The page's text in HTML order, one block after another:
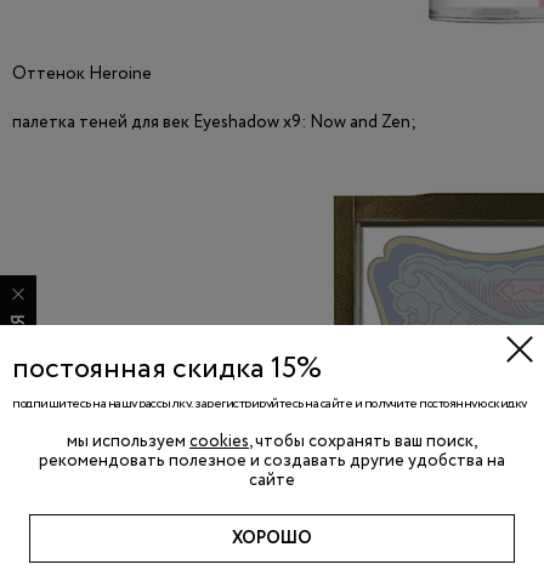
Оттенок Heroine
палетка теней для век Eyeshadow x9: Now and Zen;
ПОДПИСАТЬСЯ
постоянная скидка 15%
подпишитесь на нашу рассылку, зарегистрируйтесь на сайте и получите постоянную скидку
подготовим для вас специальный подарок ко дню рождения!
ПОДПИСАТЬСЯ
мы используем cookies, чтобы сохранять ваш поиск,
рекомендовать полезное и создавать другие удобства на
сайте
ХОРОШО